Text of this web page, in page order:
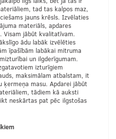
tad tas kalpos maz,
jauns krēsls. Izvēlaties
materiāls, apdares
Visam jābūt kvalitatīvam.
ādu labāk izvēlēties
īpašībām labākai mitruma
un ilgderīgumam.
izturīgiem
maksimālam atbalstam, it
ķermeņa masu. Apdarei jābūt
tādiem kā auksti
neskārtas pat pēc ilgstošas